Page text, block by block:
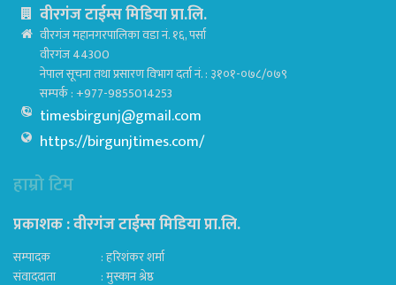
वीरगंज टाईम्स मिडिया प्रा.लि.
वीरगंज महानगरपालिका वडा नं. १६, पर्सा
वीरगंज 44300
नेपाल सूचना तथा प्रसारण विभाग दर्ता नं. : ३१०१-०७८/०७९
सम्पर्क : +977-9855014253
timesbirgunj@gmail.com
https://birgunjtimes.com/
हाम्रो टिम
प्रकाशक : वीरगंज टाईम्स मिडिया प्रा‍.लि.
सम्पादक : हरिशंकर शर्मा
संवाददाता : मुस्कान श्रेष्ठ